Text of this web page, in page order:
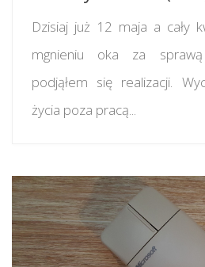
Dzisiaj już 12 maja a cały
mgnieniu oka za
podjąłem się realizacji.
życia poza pracą...